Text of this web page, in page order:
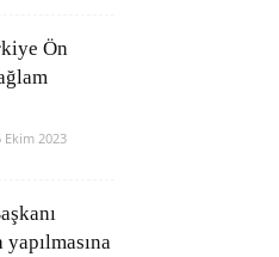
Ön
Ekim 2023